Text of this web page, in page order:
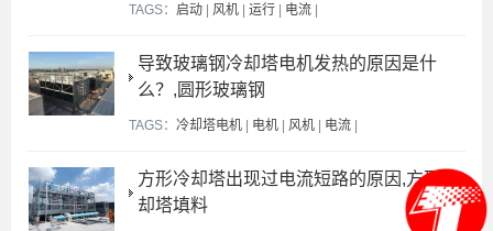
TAGS： 启动 | 风机 | 运行 | 电流 |
导致玻璃钢冷却塔电机发热的原因是什
么？,圆形玻璃钢
TAGS： 冷却塔电机 | 电机 | 风机 | 电流 |
方形冷却塔出现过电流短路的原因,方形冷
却塔填料